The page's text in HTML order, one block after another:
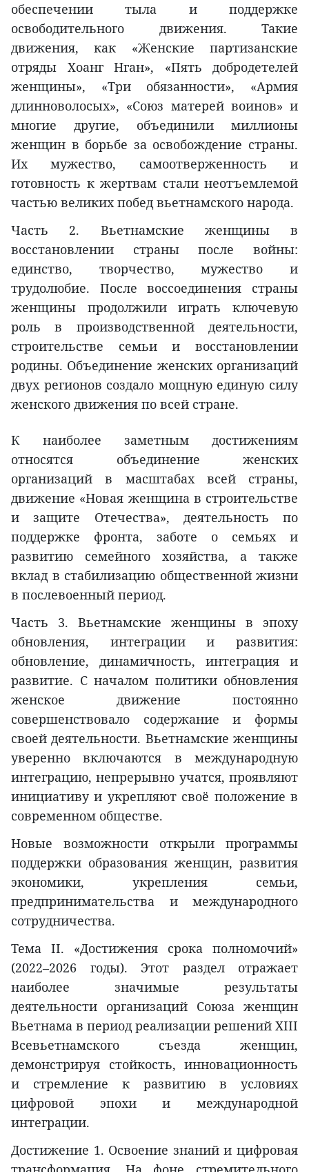
обеспечении тыла и поддержке
освободительного движения. Такие
движения, как «Женские партизанские
отряды Хоанг Нган», «Пять добродетелей
женщины», «Три обязанности», «Армия
длинноволосых», «Союз матерей воинов» и
многие другие, объединили миллионы
женщин в борьбе за освобождение страны.
Их мужество, самоотверженность и
готовность к жертвам стали неотъемлемой
частью великих побед вьетнамского народа.
Часть 2. Вьетнамские женщины в
восстановлении страны после войны:
единство, творчество, мужество и
трудолюбие. После воссоединения страны
женщины продолжили играть ключевую
роль в производственной деятельности,
строительстве семьи и восстановлении
родины. Объединение женских организаций
двух регионов создало мощную единую силу
женского движения по всей стране.
К наиболее заметным достижениям
относятся объединение женских
организаций в масштабах всей страны,
движение «Новая женщина в строительстве
и защите Отечества», деятельность по
поддержке фронта, заботе о семьях и
развитию семейного хозяйства, а также
вклад в стабилизацию общественной жизни
в послевоенный период.
Часть 3. Вьетнамские женщины в эпоху
обновления, интеграции и развития:
обновление, динамичность, интеграция и
развитие. С началом политики обновления
женское движение постоянно
совершенствовало содержание и формы
своей деятельности. Вьетнамские женщины
уверенно включаются в международную
интеграцию, непрерывно учатся, проявляют
инициативу и укрепляют своё положение в
современном обществе.
Новые возможности открыли программы
поддержки образования женщин, развития
экономики, укрепления семьи,
предпринимательства и международного
сотрудничества.
Тема II. «Достижения срока полномочий»
(2022–2026 годы). Этот раздел отражает
наиболее значимые результаты
деятельности организаций Союза женщин
Вьетнама в период реализации решений XIII
Всевьетнамского съезда женщин,
демонстрируя стойкость, инновационность
и стремление к развитию в условиях
цифровой эпохи и международной
интеграции.
Достижение 1. Освоение знаний и цифровая